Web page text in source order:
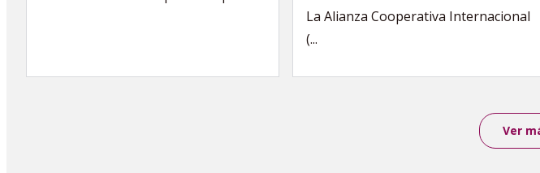
La Alianza Cooperativa Internacional
(...
Ver